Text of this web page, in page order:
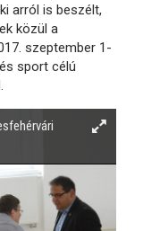
arról is beszélt,
közül a
szeptember 1-
sport célú